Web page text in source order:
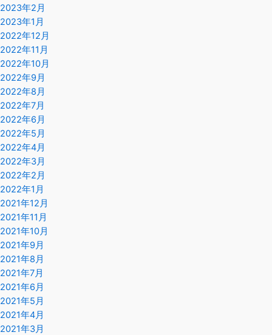
2023年2月
2023年1月
2022年12月
2022年11月
2022年10月
2022年9月
2022年8月
2022年7月
2022年6月
2022年5月
2022年4月
2022年3月
2022年2月
2022年1月
2021年12月
2021年11月
2021年10月
2021年9月
2021年8月
2021年7月
2021年6月
2021年5月
2021年4月
2021年3月